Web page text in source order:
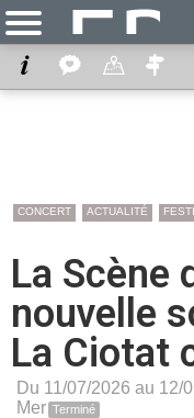
CONCERT ACTUALITÉ
La Scène
nouvelle
La Ciotat
Du 11/07/2026 au 12/
Mer Terminé